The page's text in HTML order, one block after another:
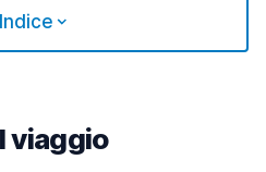
Indice
viaggio